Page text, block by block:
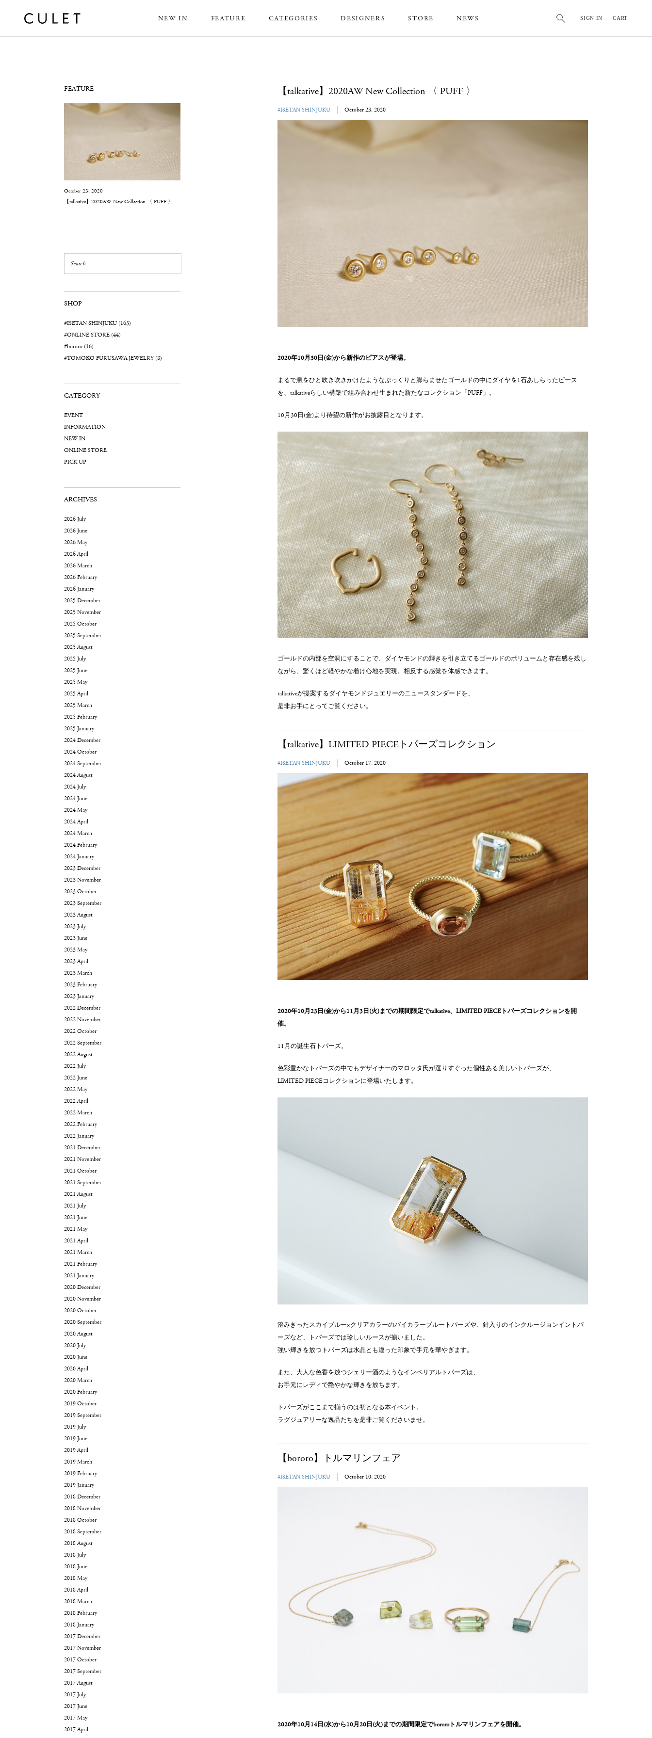
NEW IN FEATURE CATEGORIES DESIGNERS STORE NEWS SIGN IN CART
News
【talkative】2020AW New Collection 〈 PUFF 〉
#ISETAN SHINJUKU October 23, 2020
2020年10月30日(金)から新作のピアスが登場。
まるで息をひと吹き吹きかけたようなぷっくりと膨らませたゴールドの中にダイヤを1⽯あしらったピース
を、talkativeらしい構築で組み合わせ⽣まれた新たなコレクション「PUFF」。
10月30日(金)より待望の新作がお披露目となります。
ゴールドの内部を空洞にすることで、ダイヤモンドの輝きを引き立てるゴールドのボリュームと存在感を残し
ながら、驚くほど軽やかな着け心地を実現。相反する感覚を体感できます。
talkativeが提案するダイヤモンドジュエリーのニュースタンダードを、
是非お手にとってご覧ください。
【talkative】LIMITED PIECEトパーズコレクション
#ISETAN SHINJUKU October 17, 2020
2020年10月23日(金)から11月3日(火)までの期間限定でtalkative、LIMITED PIECEトパーズコレクションを開
催。
11月の誕生石トパーズ。
色彩豊かなトパーズの中でもデザイナーのマロッタ氏が選りすぐった個性ある美しいトパーズが、
LIMITED PIECEコレクションに登場いたします。‬
澄みきったスカイブルー×クリアカラーのバイカラーブルートパーズや、針入りのインクルージョンイントパ
ーズなど、トパーズでは珍しいルースが揃いました。
強い輝きを放つトパーズは水晶とも違った印象で手元を華やぎます。
また、大人な色香を放つシェリー酒のようなインペリアルトパーズは、
お手元にレディで艶やかな輝きを放ちます。
トパーズがここまで揃うのは初となる本イベント。
ラグジュアリーな逸品たちを是非ご覧くださいませ。
【bororo】トルマリンフェア
#ISETAN SHINJUKU October 10, 2020
2020年10月14日(水)から10月20日(火)までの期間限定でbororoトルマリンフェアを開催。
FEATURE
October 23, 2020
【talkative】2020AW New Collection 〈 PUFF 〉
SHOP
#ISETAN SHINJUKU (163)
#ONLINE STORE (44)
#bororo (16)
#TOMOKO FURUSAWA JEWELRY (8)
CATEGORY
EVENT
INFORMATION
NEW IN
ONLINE STORE
PICK UP
ARCHIVES
2026 July
2026 June
2026 May
2026 April
2026 March
2026 February
2026 January
2025 December
2025 November
2025 October
2025 September
2025 August
2025 July
2025 June
2025 May
2025 April
2025 March
2025 February
2025 January
2024 December
2024 October
2024 September
2024 August
2024 July
2024 June
2024 May
2024 April
2024 March
2024 February
2024 January
2023 December
2023 November
2023 October
2023 September
2023 August
2023 July
2023 June
2023 May
2023 April
2023 March
2023 February
2023 January
2022 December
2022 November
2022 October
2022 September
2022 August
2022 July
2022 June
2022 May
2022 April
2022 March
2022 February
2022 January
2021 December
2021 November
2021 October
2021 September
2021 August
2021 July
2021 June
2021 May
2021 April
2021 March
2021 February
2021 January
2020 December
2020 November
2020 October
2020 September
2020 August
2020 July
2020 June
2020 April
2020 March
2020 February
2019 October
2019 September
2019 July
2019 June
2019 April
2019 March
2019 February
2019 January
2018 December
2018 November
2018 October
2018 September
2018 August
2018 July
2018 June
2018 May
2018 April
2018 March
2018 February
2018 January
2017 December
2017 November
2017 October
2017 September
2017 August
2017 July
2017 June
2017 May
2017 April